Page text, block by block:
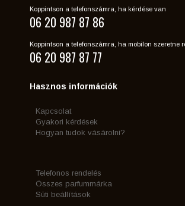
Koppintson a telefonszámra, ha kérdése van
06 20 987 87 86
Koppintson a telefonszámra, ha mobilon szeretne
06 20 987 87 77
Hasznos információk
Kapcsolat
Gyakori kérdések
Hogyan tudok vásárolni?
Telefonos rendelés
Összes parfummárka
Süti beállítások